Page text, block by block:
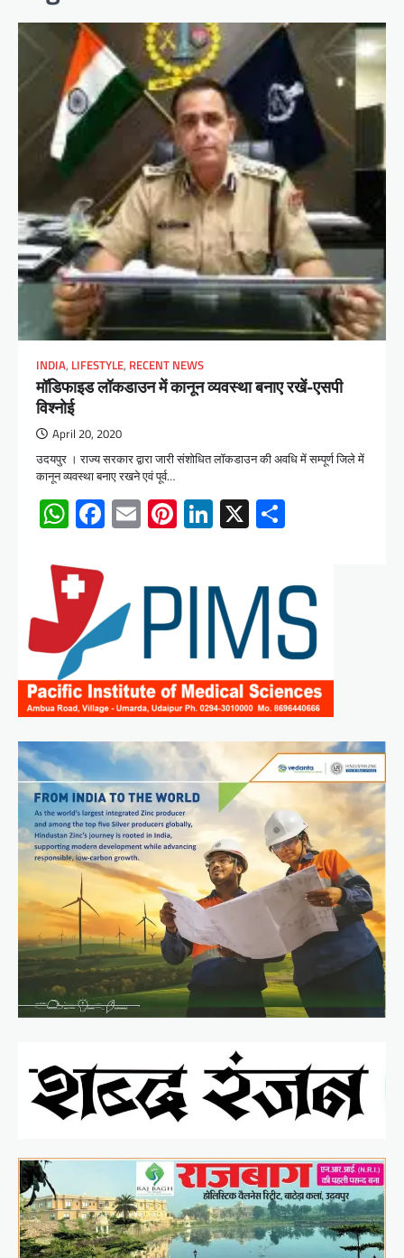
INDIA, LIFESTYLE, RECENT NEWS
मॉडिफाइड लॉकडाउन में कानून व्यवस्था बनाए रखें-एसपी
विश्नोई
April 20, 2020
उदयपुर । राज्य सरकार द्वारा जारी संशोधित लॉकडाउन की अवधि में सम्पूर्ण जिले में
कानून व्यवस्था बनाए रखने एवं पूर्व…
WhatsApp
Facebook
EmailPinterest
LinkedIn
X